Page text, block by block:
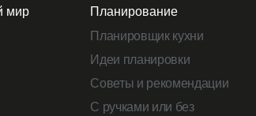
мир
Планирование
Планировщик кухни
Идеи планировки
Советы и рекомендации
С ручками или без